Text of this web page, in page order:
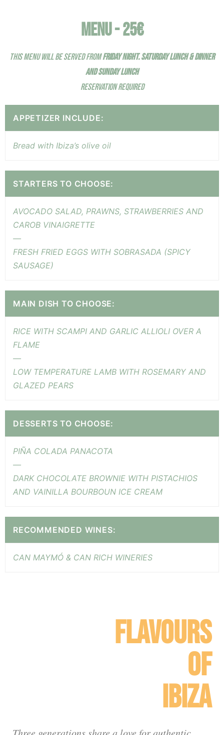
MENU - 25€
THIS MENU WILL BE SERVED FROMFRIDAY NIGHT. SATURDAY LUNCH & DINNER
AND SUNDAY LUNCH
RESERVATION REQUIRED
APPETIZER INCLUDE:
Bread with Ibiza’s olive oil
STARTERS TO CHOOSE:
AVOCADO SALAD, PRAWNS, STRAWBERRIES AND
CAROB VINAIGRETTE
—
FRESH FRIED EGGS WITH SOBRASADA (SPICY
SAUSAGE)
MAIN DISH TO CHOOSE:
RICE WITH SCAMPI AND GARLIC ALLIOLI OVER A
FLAME
—
LOW TEMPERATURE LAMB WITH ROSEMARY AND
GLAZED PEARS
DESSERTS TO CHOOSE:
PIÑA COLADA PANACOTA
—
DARK CHOCOLATE BROWNIE WITH PISTACHIOS
AND VAINILLA BOURBOUN ICE CREAM
RECOMMENDED WINES:
CAN MAYMÓ & CAN RICH WINERIES
FLAVOURS
OF
IBIZA